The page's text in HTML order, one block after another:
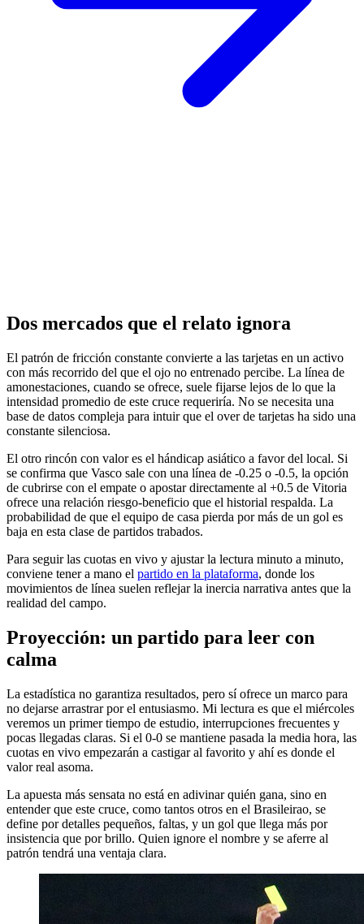
Dos mercados que el relato ignora
El patrón de fricción constante convierte a las tarjetas en un activo
con más recorrido del que el ojo no entrenado percibe. La línea de
amonestaciones, cuando se ofrece, suele fijarse lejos de lo que la
intensidad promedio de este cruce requeriría. No se necesita una
base de datos compleja para intuir que el over de tarjetas ha sido una
constante silenciosa.
El otro rincón con valor es el hándicap asiático a favor del local. Si
se confirma que Vasco sale con una línea de -0.25 o -0.5, la opción
de cubrirse con el empate o apostar directamente al +0.5 de Vitoria
ofrece una relación riesgo-beneficio que el historial respalda. La
probabilidad de que el equipo de casa pierda por más de un gol es
baja en esta clase de partidos trabados.
Para seguir las cuotas en vivo y ajustar la lectura minuto a minuto,
conviene tener a mano el partido en la plataforma, donde los
movimientos de línea suelen reflejar la inercia narrativa antes que la
realidad del campo.
Proyección: un partido para leer con
calma
La estadística no garantiza resultados, pero sí ofrece un marco para
no dejarse arrastrar por el entusiasmo. Mi lectura es que el miércoles
veremos un primer tiempo de estudio, interrupciones frecuentes y
pocas llegadas claras. Si el 0-0 se mantiene pasada la media hora, las
cuotas en vivo empezarán a castigar al favorito y ahí es donde el
valor real asoma.
La apuesta más sensata no está en adivinar quién gana, sino en
entender que este cruce, como tantos otros en el Brasileirao, se
define por detalles pequeños, faltas, y un gol que llega más por
insistencia que por brillo. Quien ignore el nombre y se aferre al
patrón tendrá una ventaja clara.